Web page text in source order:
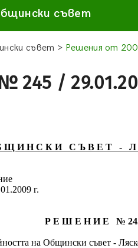
съвет
съвет > Решения от
245 /
Щ И Н С К И С Ъ В Е Т - Л
г.
Р Е Ш Е Н И Е №
на Общински съвет -